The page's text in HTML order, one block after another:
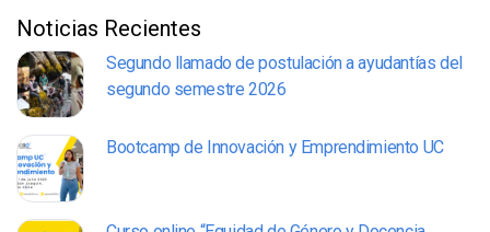
Noticias Recientes
Segundo llamado de postulación a ayudantías del
segundo semestre 2026
Bootcamp de Innovación y Emprendimiento UC